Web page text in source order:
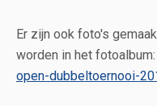
Er zijn ook foto's
worden in het fotoalbum:
open-dubbeltoernooi-